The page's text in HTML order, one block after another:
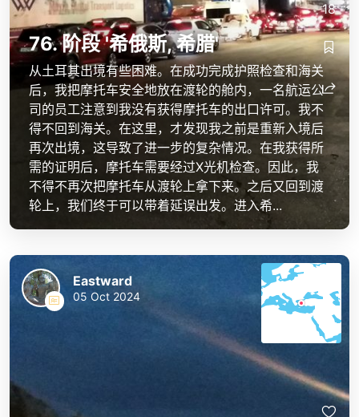
76. 阶段 '希俄斯, 希腊'
从土耳其出境有些困难。在成功完成护照检查和海关
后，我把摩托车安全地放在渡轮的舱内，一名航运公
司的员工注意到我没有获得摩托车的出口许可。我不
得不回到海关。在这里，才发现我之前是重新入境后
再次出境，这导致了进一步的复杂情况。在我获得所
需的证明后，摩托车需要经过X光机检查。因此，我
不得不再次把摩托车从渡轮上拿下来。之后又回到渡
轮上，我们终于可以带着延误出发。进入希...
18
Eastward
05 Oct 2024